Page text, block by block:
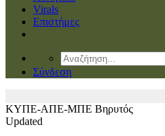
Virals
Επιστήμες
Σύνδεση
ΚΥΠΕ-ΑΠΕ-ΜΠΕ Βηρυτός
Updated